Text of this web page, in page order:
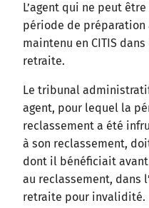
L’agent qui ne peut
période de
maintenu en CITIS
retraite.
Le tribunal
agent, pour lequel la
reclassement a été
à son reclassement,
dont il bénéficiait
au reclassement, dans
retraite pour invalidité.